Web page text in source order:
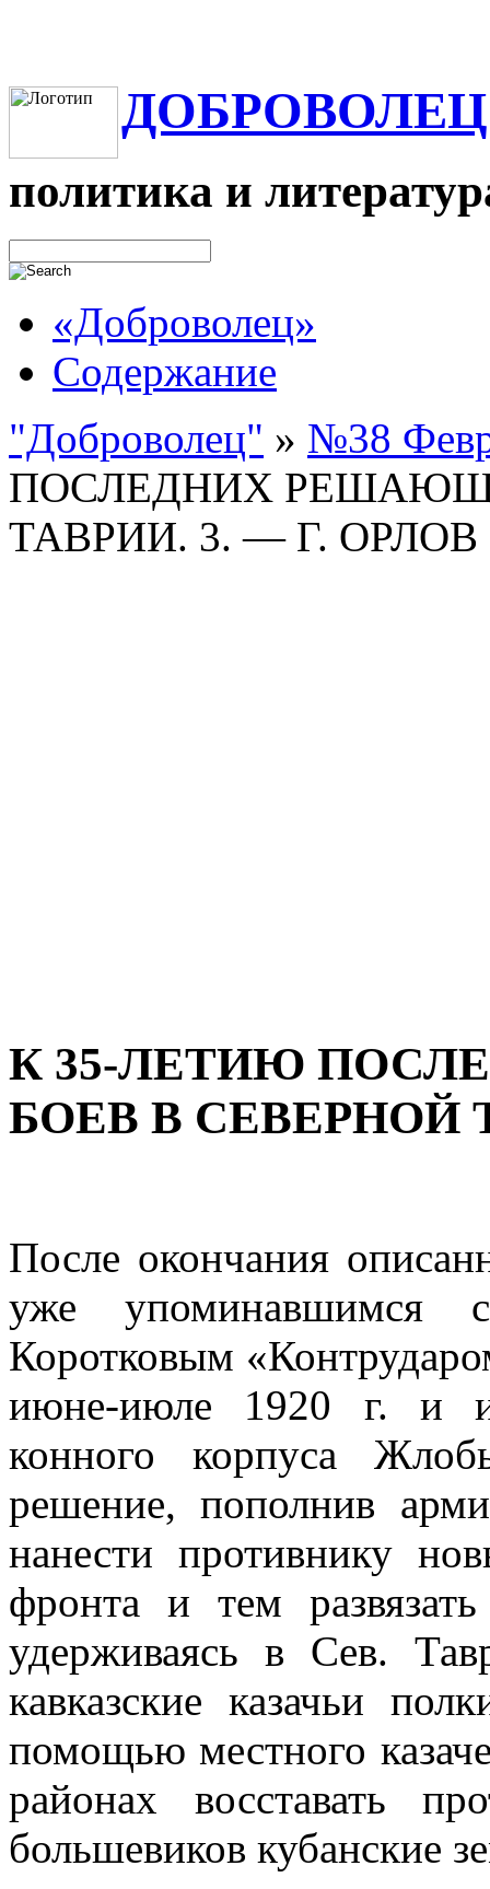
ДОБРОВОЛЕЦ
политика и
«Доброволец»
Содержание
"Доброволец" » №38
ПОСЛЕДНИХ
ТАВРИИ. 3. — Г. ОРЛОВ
К 35-ЛЕТИЮ
БОЕВ В СЕВЕРНОЙ
После окончания
уже упоминавшимся
Коротковым
июне-июле 1920 г. и
конного корпуса
решение, пополнив
нанести противнику
фронта и тем
удерживаясь в Сев.
кавказские казачьи
помощью местного
районах восставать
большевиков кубанские